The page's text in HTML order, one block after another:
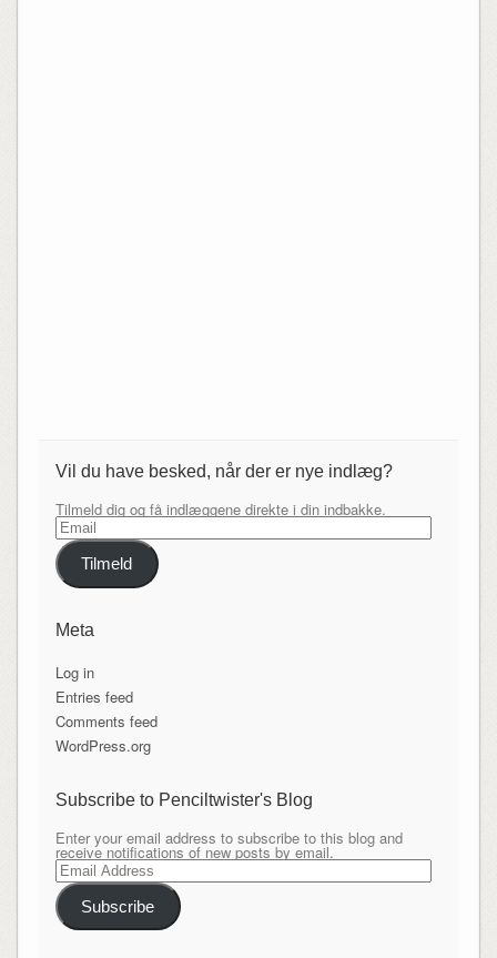
Vil du have besked, når der er nye indlæg?
Tilmeld dig og få indlæggene direkte i din indbakke.
Email
Tilmeld
Meta
Log in
Entries feed
Comments feed
WordPress.org
Subscribe to Penciltwister's Blog
Enter your email address to subscribe to this blog and
receive notifications of new posts by email.
Email
Address
Subscribe